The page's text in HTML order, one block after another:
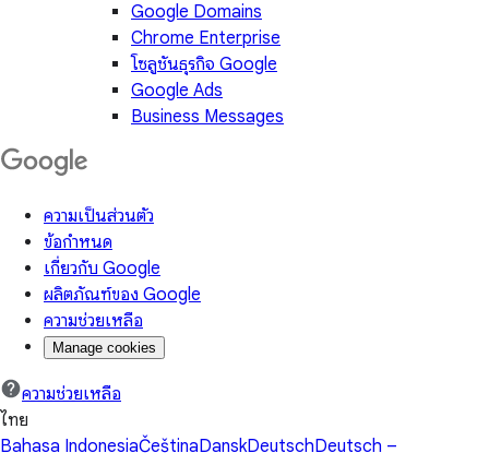
Google Domains
Chrome Enterprise
โซลูชันธุรกิจ Google
Google Ads
Business Messages
ความเป็นส่วนตัว
ข้อกำหนด
เกี่ยวกับ Google
ผลิตภัณฑ์ของ Google
ความช่วยเหลือ
Manage cookies
ความช่วยเหลือ
ไทย
Bahasa IndonesiaČeštinaDanskDeutschDeutsch –